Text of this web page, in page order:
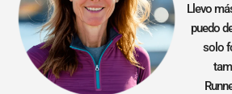
Llevo
puedo
solo